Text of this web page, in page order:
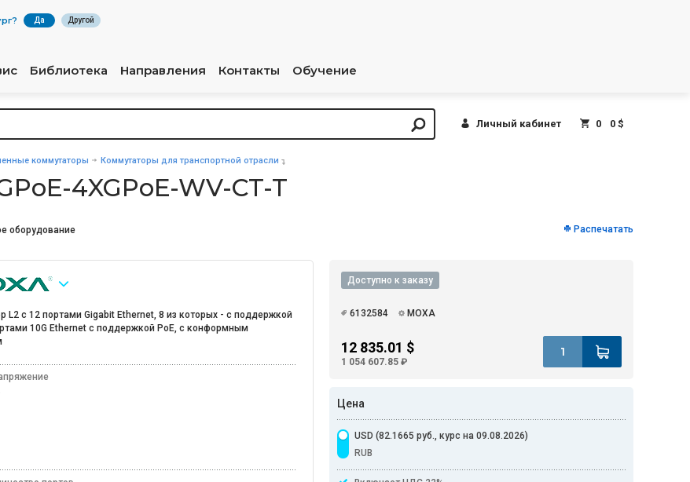
? Да Другой
Библиотека Направления Контакты Обучение
Личный кабинет 0 0 $
коммутаторы Коммутаторы для транспортной отрасли
4XGPoE-WV-CT-T
оборудование Распечатать
Доступно к заказу
6132584 MOXA
12 835.01 $
1 054 607.85 ₽
Цена
USD (82.1665 руб., курс на 09.08.2026)
RUB
L2 с 12 портами Gigabit Ethernet, 8 из которых - с поддержкой
10G Ethernet с поддержкой PoE, с конформным